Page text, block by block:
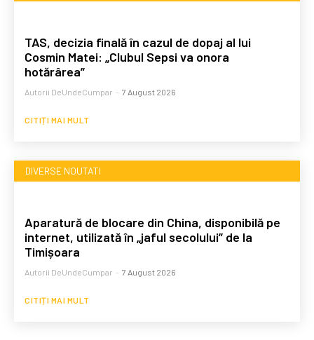
TAS, decizia finală în cazul de dopaj al lui
Cosmin Matei: „Clubul Sepsi va onora
hotărârea”
Autorii DeUndeCumpar - 7 August 2026
CITIȚI MAI MULT
DIVERSE NOUTATI
Aparatură de blocare din China, disponibilă pe
internet, utilizată în „jaful secolului” de la
Timișoara
Autorii DeUndeCumpar - 7 August 2026
CITIȚI MAI MULT